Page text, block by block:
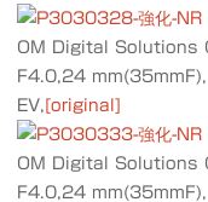
OM Digital Solutions
F4.0,24
EV, [original]
OM Digital Solutions
F4.0,24